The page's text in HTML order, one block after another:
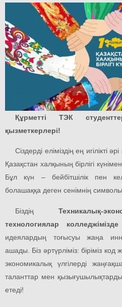
Құрметті ТЭК
қызметкерлері!
Сіздерді еліміздің ең игілікті
Қазақстан халқының бірлігі
Бұл күн – бейбітшілік пен
болашаққа деген сенімнің
Біздің Техникалық-
технологиялар колледжімізде
идеялардың тоғысуы жаңа
ашады. Біз әртүрліміз: біріміз код
экономикалық үлгілерді
таланттар мен
етеді!